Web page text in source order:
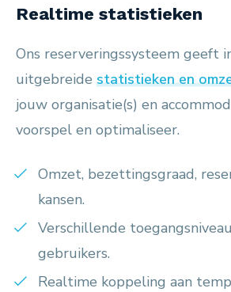
Realtime statistieken
Ons reserveringssysteem geeft
uitgebreide statistieken en
jouw organisatie(s) en
voorspel en optimaliseer.
Omzet, bezettingsgraad,
kansen.
Verschillende
gebruikers.
Realtime koppeling aan